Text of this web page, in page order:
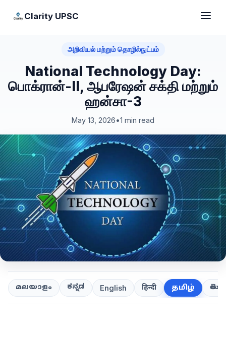
Clarity UPSC
அறிவியல் மற்றும் தொழில்நுட்பம்
National Technology Day:
பொக்ரான்-II, ஆபரேஷன் சக்தி மற்றும்
ஹன்சா-3
May 13, 2026•1 min read
മലയാളം ಕನ್ನಡ English हिन्दी தமிழ்